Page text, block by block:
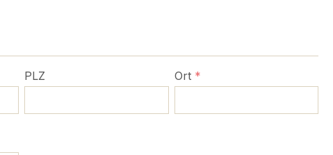
PLZ Ort *